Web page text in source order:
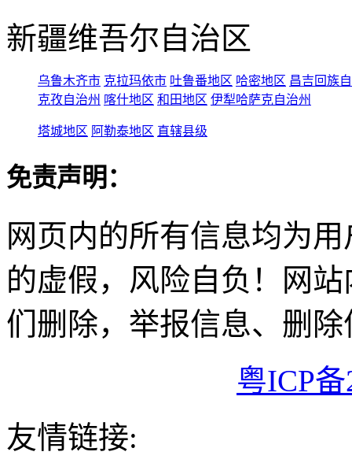
新疆维吾尔自治区
乌鲁木齐市 克拉玛依市 吐鲁番地区 哈密地区 昌吉回族
克孜自治州 喀什地区 和田地区 伊犁哈萨克自治州
塔城地区 阿勒泰地区 直辖县级
免责声明：
网页内的所有信息均为
的虚假，风险自负！网
们删除，举报信息、删
粤ICP
友情链接: